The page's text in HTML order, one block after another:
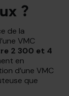
?
de la
VMC
2 300 et 4
en
d’une VMC
que